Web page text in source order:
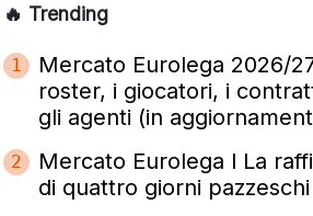
🔥 Trending
1
Mercato Eurolega 2026/
roster, i giocatori, i
gli agenti (in
2
Mercato Eurolega l La
di quattro giorni pazzeschi